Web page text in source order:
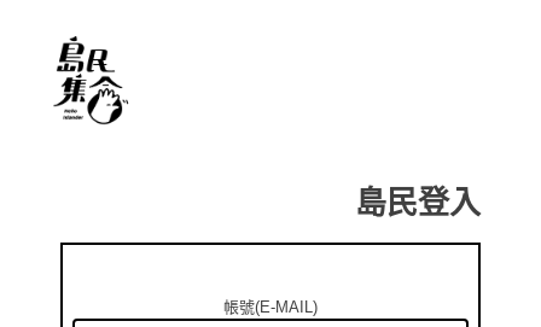
島民登入
帳號(E-MAIL)